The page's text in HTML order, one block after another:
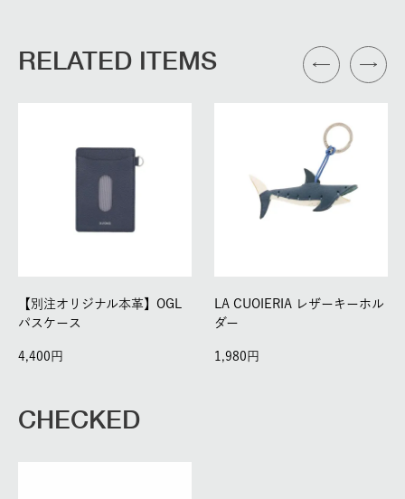
RELATED ITEMS
【別注オリジナル本革】OGL
パスケース
4,400
LA CUOIERIA レザーキーホル
ダー
1,980
CHECKED